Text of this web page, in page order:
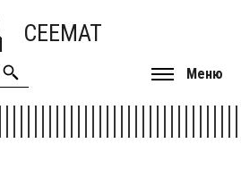
CEEMAT
Меню